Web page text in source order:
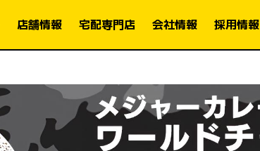
店舗情報 宅配専門店 会社情報 採用情報